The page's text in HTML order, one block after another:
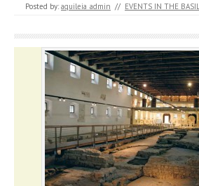
Posted by: aquileia_admin // EVENTS IN THE